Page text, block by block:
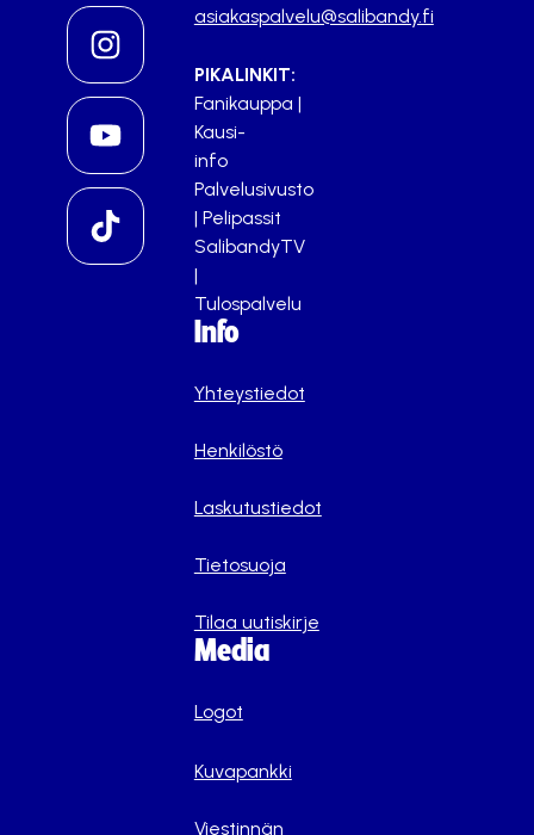
asiakaspalvelu@salibandy.fi
PIKALINKIT:
Fanikauppa |
Kausi-
info
Palvelusivusto
| Pelipassit
SalibandyTV
|
Tulospalvelu
Info
Yhteystiedot
Henkilöstö
Laskutustiedot
Tietosuoja
Tilaa uutiskirje
Media
Logot
Kuvapankki
Viestinnän